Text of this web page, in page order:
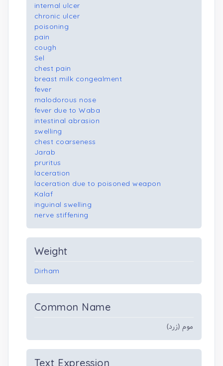
internal ulcer
chronic ulcer
poisoning
pain
cough
Sel
chest pain
breast milk congealment
fever
malodorous nose
fever due to Waba
intestinal abrasion
swelling
chest coarseness
Jarab
pruritus
laceration
laceration due to poisoned weapon
Kalaf
inguinal swelling
nerve stiffening
Weight
Dirham
Common Name
موم (زرد)
Text Expression